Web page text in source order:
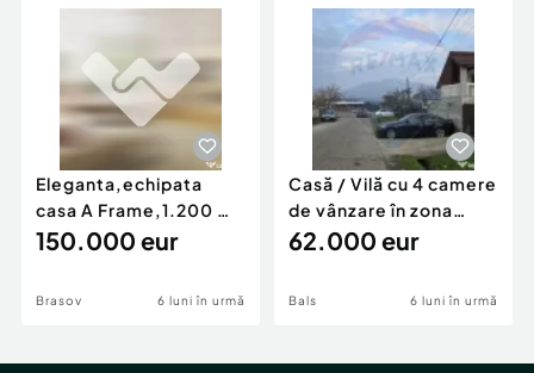
Eleganta,echipata
casa A Frame,1.200 mp
teren,deschidere Pia
150.000 eur
Brasov 6 luni în urmă
Casă / Vilă cu 4 camere
de vânzare în zona
Periferie
62.000 eur
Bals 6 luni în urmă